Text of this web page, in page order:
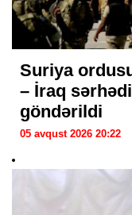
Suriya
– İraq
göndərildi
05 avqust 2026 20:22